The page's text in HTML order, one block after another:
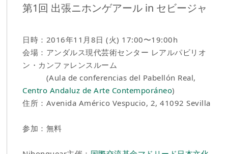
第1回 出張ニホンゲアール in セビージャ
日時：2016年11月8日 (火) 17:00〜19:00h
会場：アンダルス現代芸術センター レアルパビリオ
ン・カンファレンスルーム
(Aula de conferencias del Pabellón Real,
Centro Andaluz de Arte Contemporáneo)
住所：Avenida Américo Vespucio, 2, 41092 Sevilla
参加：無料